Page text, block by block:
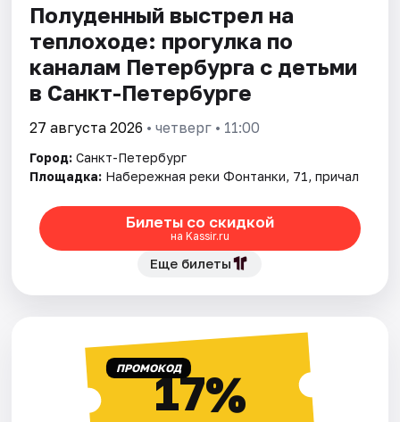
Полуденный выстрел на
теплоходе: прогулка по
каналам Петербурга с детьми
в Санкт-Петербурге
27 августа 2026 • четверг • 11:00
Город: Санкт-Петербург
Площадка: Набережная реки Фонтанки, 71, причал
Билеты со скидкой
на Kassir.ru
Еще билеты
ПРОМОКОД17%